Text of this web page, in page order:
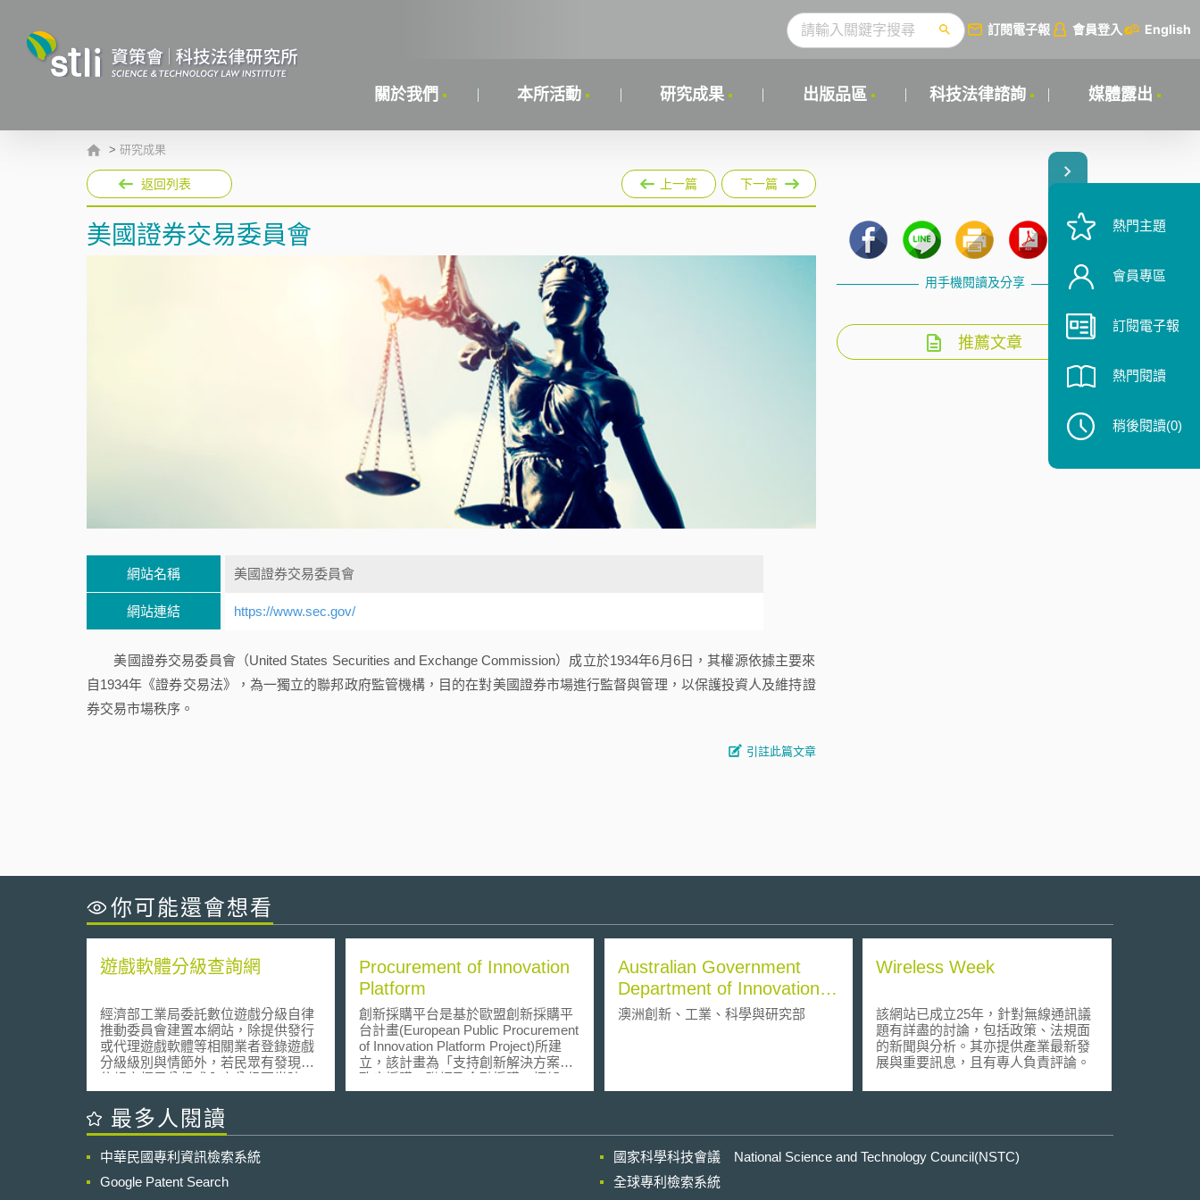
訂閱電子報 會員登入 English
關於我們 本所活動 研究成果 出版品區 科技法律諮詢 媒體露出
> 研究成果
返回列表 上一篇 下一篇
美國證券交易委員會
網站名稱 美國證券交易委員會
網站連結 https://www.sec.gov/
美國證券交易委員會（United States Securities and Exchange Commission）成立於1934年6月6日，其權源依據主要來
自1934年《證券交易法》，為一獨立的聯邦政府監管機構，目的在對美國證券市場進行監督與管理，以保護投資人及維持證
券交易市場秩序。
引註此篇文章
用手機閱讀及分享
推薦文章
你可能還會想看
遊戲軟體分級查詢網
經濟部工業局委託數位遊戲分級自律
推動委員會建置本網站，除提供發行
或代理遊戲軟體等相關業者登錄遊戲
分級級別與情節外，若民眾有發現未
依規定標示分級或內容分級不當時，
亦可透過網站檢舉，維護遊戲產業市
場秩序。
Procurement of Innovation
Platform
創新採購平台是基於歐盟創新採購平
台計畫(European Public Procurement
of Innovation Platform Project)所建
立，該計畫為「支持創新解決方案之
政府採購：聯網及金融採購」框架
（此框架為歐盟執委會企業總署2011
Australian Government
Department of Innovation,
Industry, Science and
澳洲創新、工業、科學與研究部
Wireless Week
該網站已成立25年，針對無線通訊議
題有詳盡的討論，包括政策、法規面
的新聞與分析。其亦提供產業最新發
展與重要訊息，且有專人負責評論。
最多人閱讀
中華民國專利資訊檢索系統
國家科學科技會議 National Science and Technology Council(NSTC)
Google Patent Search
全球專利檢索系統
熱門主題
會員專區
訂閱電子報
熱門閱讀
稍後閱讀(0)